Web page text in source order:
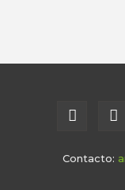
Contacto: